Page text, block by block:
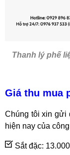
Thanh lý phế
Giá thu mua
Chúng tôi xin gửi
hiện nay của
Sắt đặc: